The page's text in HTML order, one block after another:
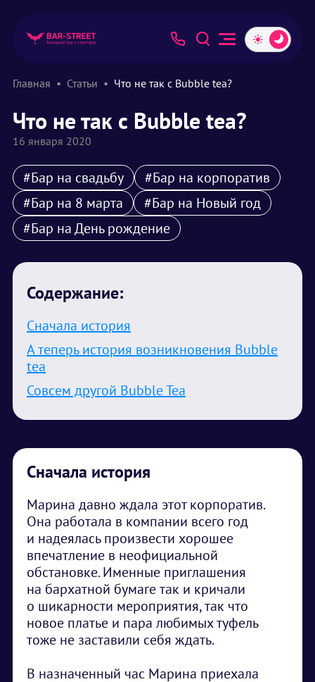
Главная Статьи Что не так с Bubble tea?
Что не так с Bubble tea?
16 января 2020
#Бар на свадьбу
#Бар на корпоратив
#Бар на 8 марта
#Бар на Новый год
#Бар на День рождение
Содержание:
Сначала история
А теперь история возникновения Bubble
tea
Совсем другой Bubble Tea
Сначала история
Марина давно ждала этот корпоратив.
Она работала в компании всего год
и надеялась произвести хорошее
впечатление в неофициальной
обстановке. Именные приглашения
на бархатной бумаге так и кричали
о шикарности мероприятия, так что
новое платье и пара любимых туфель
тоже не заставили себя ждать.
В назначенный час Марина приехала